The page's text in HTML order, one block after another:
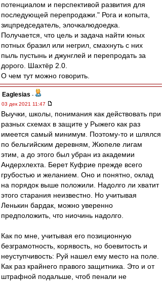
потенциалом и перспективой развития для
последующей перепродажи." Рога и копыта,
зицпредседатель, элочкалюдоедка.
Получается, что цель и задача найти юных
потных бразил или негрил, смахнуть с них
пыль пустынь и джунглей и перепродать за
дорого. Шахтёр 2.0.
О чем тут можно говорить.
Eaglesias -
03 дек 2021 11:47
Выучки, школы, понимания как действовать при
разных схемах в защите у Рыжего как раз
имеется самый минимум. Поэтому-то и шлялся
по бельгийским деревням, Жюпеле лигам
этим, а до этого был убран из академии
Андерхлехта. Берет Куфрие прежде всего
грубостью и желанием. Оно и понятно, оклад
на порядок выше положили. Надолго ли хватит
этого старания неизвестно. Но учитывая
Ленькин бардак, можно уверенно
предположить, что ниочинь надолго.
Как по мне, учитывая его позиционную
безграмотность, корявость, но боевитость и
неуступчивость: Руй нашел ему место на поле.
Как раз крайнего правого защитника. Это и от
штрафной подальше, чтоб пенали не